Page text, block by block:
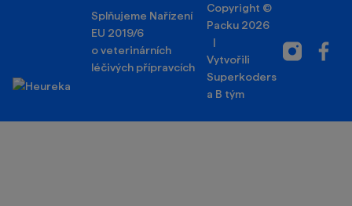
Splňujeme Nařízení
EU 2019/6
o veterinárních
léčivých přípravcích
Copyright ©
Packu 2026
|
Vytvořili
Superkoders
a B tým
Instagram